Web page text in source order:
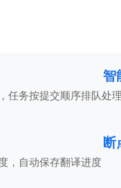
智
任务按提交顺序排队处
断
，自动保存翻译进度